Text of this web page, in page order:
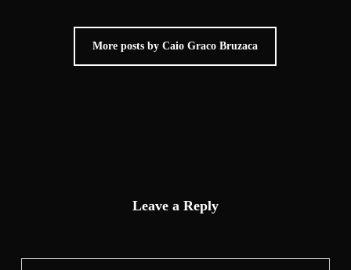
More posts by Caio Graco Bruzaca
Leave a Reply